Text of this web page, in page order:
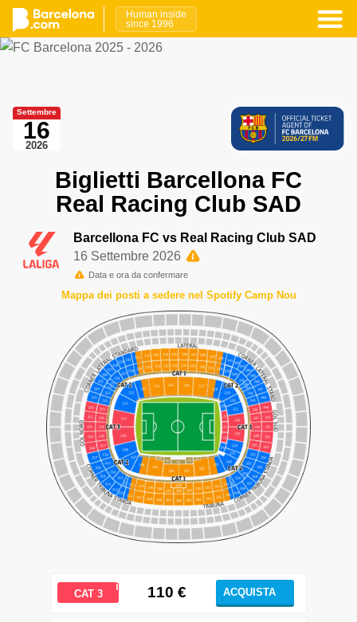
Human inside
since 1996
Settembre
16
2026
Biglietti Barcellona FC
Real Racing Club SAD
Barcellona FC vs Real Racing Club SAD
16 Settembre 2026
Data e ora da confermare
Mappa dei posti a sedere nel Spotify Camp Nou
ℹ
CAT 3 110 € ACQUISTA